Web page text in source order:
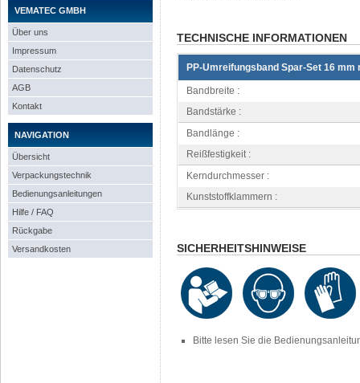
VEMATEC GMBH
Über uns
Impressum
Datenschutz
AGB
Kontakt
NAVIGATION
Übersicht
Verpackungstechnik
Bedienungsanleitungen
Hilfe / FAQ
Rückgabe
Versandkosten
TECHNISCHE INFORMATIONEN
PP-Umreifungsband Spar-Set 16 mm
Bandbreite :
Bandstärke :
Bandlänge :
Reißfestigkeit :
Kerndurchmesser :
Kunststoffklammern :
SICHERHEITSHINWEISE
Bitte lesen Sie die